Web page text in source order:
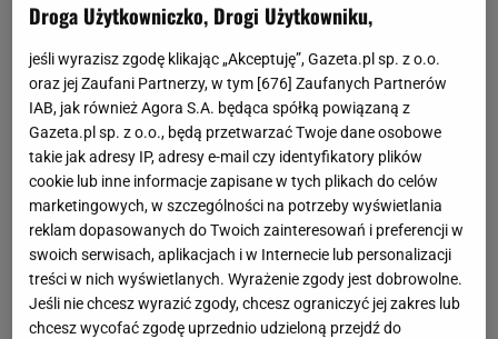
Droga Użytkowniczko, Drogi Użytkowniku,
jeśli wyrazisz zgodę klikając „Akceptuję”, Gazeta.pl sp. z o.o.
oraz jej Zaufani Partnerzy, w tym [676] Zaufanych Partnerów
IAB, jak również Agora S.A. będąca spółką powiązaną z
Gazeta.pl sp. z o.o., będą przetwarzać Twoje dane osobowe
takie jak adresy IP, adresy e-mail czy identyfikatory plików
cookie lub inne informacje zapisane w tych plikach do celów
marketingowych, w szczególności na potrzeby wyświetlania
reklam dopasowanych do Twoich zainteresowań i preferencji w
swoich serwisach, aplikacjach i w Internecie lub personalizacji
treści w nich wyświetlanych. Wyrażenie zgody jest dobrowolne.
Jeśli nie chcesz wyrazić zgody, chcesz ograniczyć jej zakres lub
chcesz wycofać zgodę uprzednio udzieloną przejdź do